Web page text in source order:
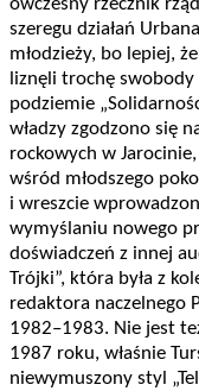
ówczesny rzecznik
szeregu działań
młodzieży, bo lepiej,
liznęli trochę swobody
podziemie
władzy zgodzono się
rockowych w
wśród młodszego
i wreszcie
wymyślaniu nowego
doświadczeń z innej
Trójki”, która była z
redaktora naczelnego
1982–1983. Nie jest
1987 roku, właśnie
niewymuszony styl